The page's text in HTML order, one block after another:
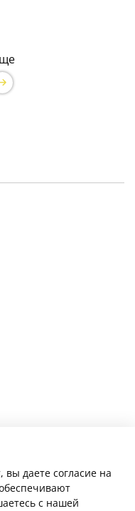
даете согласие на
с нашей